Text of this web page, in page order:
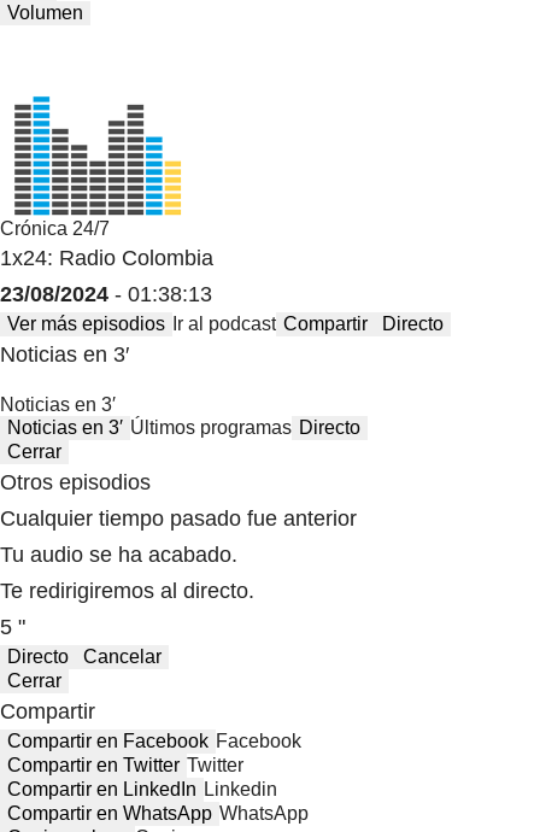
Volumen
Crónica 24/7
1x24: Radio Colombia
23/08/2024 - 01:38:13
Ver más episodios Ir al podcast Compartir Directo
Noticias en 3′
Noticias en 3′
Noticias en 3′ Últimos programas Directo
Cerrar
Otros episodios
Cualquier tiempo pasado fue anterior
Tu audio se ha acabado.
Te redirigiremos al directo.
5 "
Directo
Cancelar
Cerrar
Compartir
Compartir en Facebook Facebook
Compartir en Twitter Twitter
Compartir en LinkedIn Linkedin
Compartir en WhatsApp WhatsApp